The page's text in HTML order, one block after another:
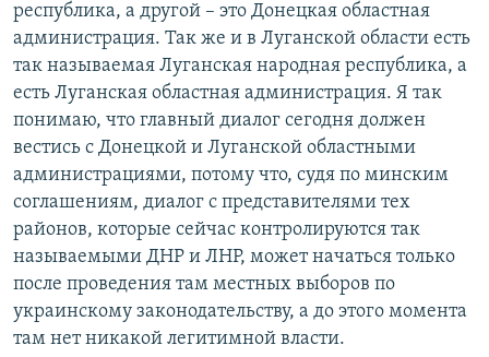
республика, а другой – это Донецкая областная
администрация. Так же и в Луганской области есть
так называемая Луганская народная республика, а
есть Луганская областная администрация. Я так
понимаю, что главный диалог сегодня должен
вестись с Донецкой и Луганской областными
администрациями, потому что, судя по минским
соглашениям, диалог с представителями тех
районов, которые сейчас контролируются так
называемыми ДНР и ЛНР, может начаться только
после проведения там местных выборов по
украинскому законодательству, а до этого момента
там нет никакой легитимной власти.